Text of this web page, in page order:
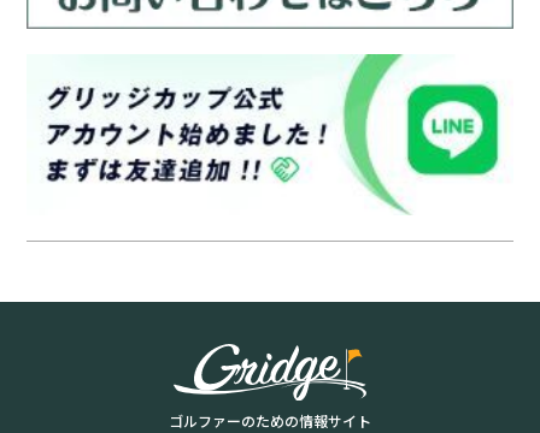
ゴルファーのための情報サイト